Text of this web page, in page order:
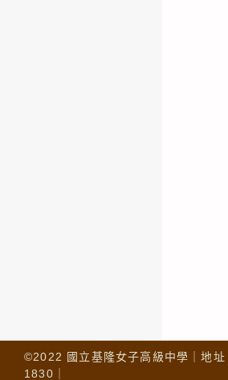
©2022 國立基隆女子高級中學｜地
1830｜